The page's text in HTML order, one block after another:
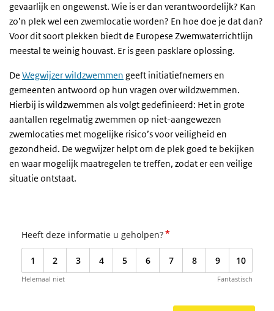
gevaarlijk en ongewenst. Wie is er dan verantwoordelijk? Kan
zo’n plek wel een zwemlocatie worden? En hoe doe je dat dan?
Voor dit soort plekken biedt de Europese Zwemwaterrichtlijn
meestal te weinig houvast. Er is geen pasklare oplossing.
De Wegwijzer wildzwemmen geeft initiatiefnemers en
gemeenten antwoord op hun vragen over wildzwemmen.
Hierbij is wildzwemmen als volgt gedefinieerd: Het in grote
aantallen regelmatig zwemmen op niet-aangewezen
zwemlocaties met mogelijke risico’s voor veiligheid en
gezondheid. De wegwijzer helpt om de plek goed te bekijken
en waar mogelijk maatregelen te treffen, zodat er een veilige
situatie ontstaat.
Heeft deze informatie u geholpen?*
1 2 3 4 5 6 7 8 9 10
Helemaal niet Fantastisch